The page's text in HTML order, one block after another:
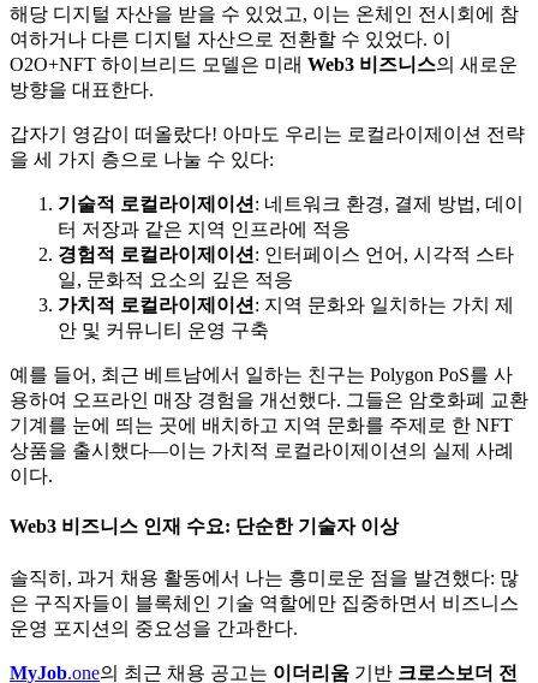
해당 디지털 자산을 받을 수 있었고, 이는 온체인 전시회에 참
여하거나 다른 디지털 자산으로 전환할 수 있었다. 이
O2O+NFT 하이브리드 모델은 미래 Web3 비즈니스의 새로운
방향을 대표한다.
갑자기 영감이 떠올랐다! 아마도 우리는 로컬라이제이션 전략
을 세 가지 층으로 나눌 수 있다:
기술적 로컬라이제이션 : 네트워크 환경, 결제 방법, 데이
터 저장과 같은 지역 인프라에 적응
경험적 로컬라이제이션 : 인터페이스 언어, 시각적 스타
일, 문화적 요소의 깊은 적응
가치적 로컬라이제이션 : 지역 문화와 일치하는 가치 제
안 및 커뮤니티 운영 구축
예를 들어, 최근 베트남에서 일하는 친구는 Polygon PoS를 사
용하여 오프라인 매장 경험을 개선했다. 그들은 암호화폐 교환
기계를 눈에 띄는 곳에 배치하고 지역 문화를 주제로 한 NFT
상품을 출시했다—이는 가치적 로컬라이제이션의 실제 사례
이다.
Web3 비즈니스 인재 수요: 단순한 기술자 이상
솔직히, 과거 채용 활동에서 나는 흥미로운 점을 발견했다: 많
은 구직자들이 블록체인 기술 역할에만 집중하면서 비즈니스
운영 포지션의 중요성을 간과한다.
MyJob.one의 최근 채용 공고는 이더리움 기반 크로스보더 전